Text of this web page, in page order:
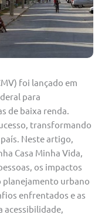
foi lançado em
para
de baixa renda.
transformando
Neste artigo,
Casa Minha Vida,
os impactos
planejamento urbano
enfrentados e as
acessibilidade,